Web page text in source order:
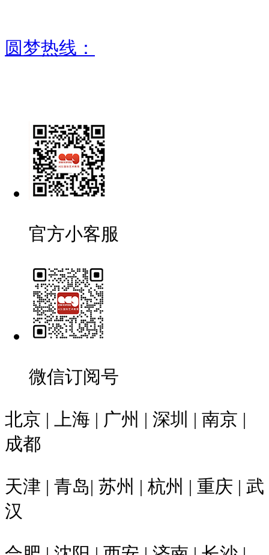
圆梦热线：
官方小客服
微信订阅号
北京 | 上海 | 广州 | 深圳 | 南京 |
成都
天津 | 青岛| 苏州 | 杭州 | 重庆 | 武
汉